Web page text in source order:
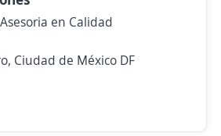
en Calidad
Ciudad de México DF